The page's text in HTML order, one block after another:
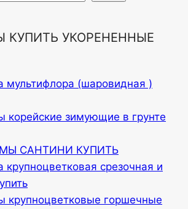
КУПИТЬ УКОРЕНЕННЫЕ
мультифлора (шаровидная )
корейские зимующие в грунте
САНТИНИ КУПИТЬ
крупноцветковая срезочная и
крупноцветковые горшечные